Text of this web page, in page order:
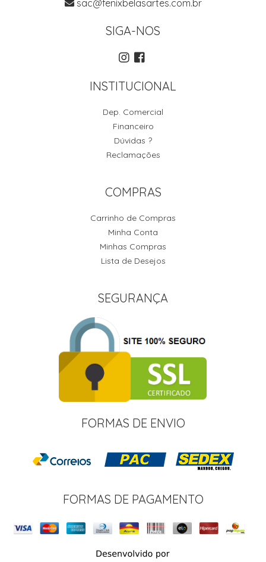
sac@fenixbelasartes.com.br
SIGA-NOS
INSTITUCIONAL
Dep. Comercial
Financeiro
Dúvidas ?
Reclamações
COMPRAS
Carrinho de Compras
Minha Conta
Minhas Compras
Lista de Desejos
SEGURANÇA
FORMAS DE ENVIO
FORMAS DE PAGAMENTO